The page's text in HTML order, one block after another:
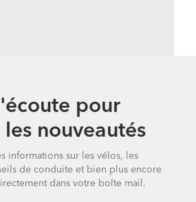
pour
nouveautés
informations sur les vélos, les
de conduite et bien plus encore
dans votre boîte mail.